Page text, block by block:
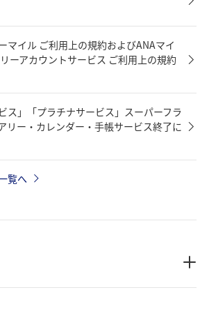
マイル ご利用上の規約およびANAマイ
ーアカウントサービス ご利用上の規約
ス」「プラチナサービス」スーパーフラ
リー・カレンダー・手帳サービス終了に
覧へ